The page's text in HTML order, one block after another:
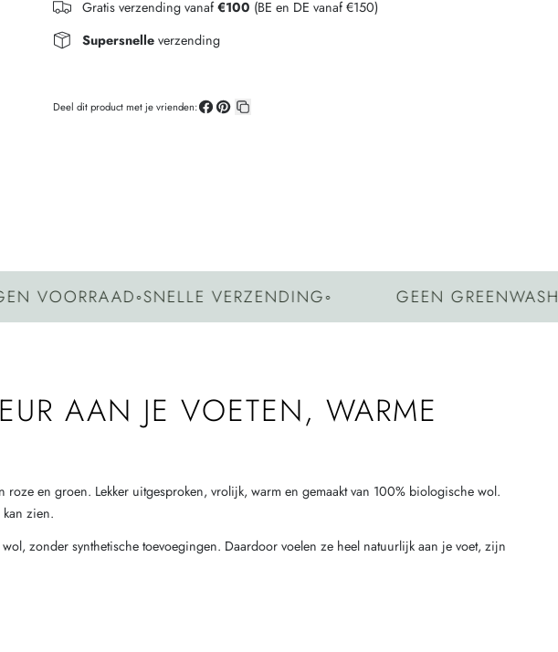
Gratis verzending vanaf€100 (BE en DE vanaf €150)
Supersnelle verzending
Deel dit product met je vrienden:
◦SNELLE VERZENDING◦ GEEN GREENWASHING
AAN JE VOETEN, WARME
en groen. Lekker uitgesproken, vrolijk, warm en gemaakt van 100% biologische wol.
zien.
zonder synthetische toevoegingen. Daardoor voelen ze heel natuurlijk aan je voet, zijn